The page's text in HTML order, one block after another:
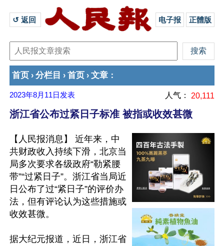
↺ 返回 电子报 正體版
首页 › 分栏目 › 首页 › 文章 ：
2023年8月11日 发表 人气： 20,111
浙江省公布过紧日子标准 被指或收效甚微
【人民报消息】 近年来，中
共财政收入持续下滑，北京当
局多次要求各级政府“勒紧腰
带”“过紧日子”。浙江省当局近
日公布了过“紧日子”的评价办
法，但有评论认为这些措施或
收效甚微。
据大纪元报道，近日，浙江省